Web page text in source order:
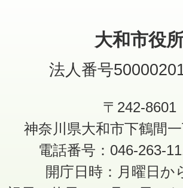
大和市役
法人番号
〒242-8601
神奈川県大和市下鶴間
電話番号：046-263-
開庁日時：月曜日か